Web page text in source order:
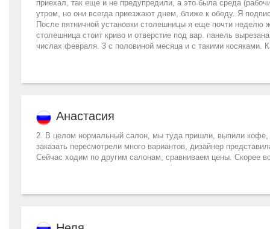
приехал, так еще и не предупредили, а это была среда
утром, но они всегда приезжают днем, ближе к обеду. Я
После пятничной установки столешницы я еще почти неделю
столешница стоит криво и отверстие под вар. панель
числах февраля. 3 с половиной месяца и с такими косяками.
Анастасия
2. В целом нормальный салон, мы туда пришли, выпили кофе,
заказать пересмотрели много вариантов, дизайнер
Сейчас ходим по другим салонам, сравниваем цены. Скорее